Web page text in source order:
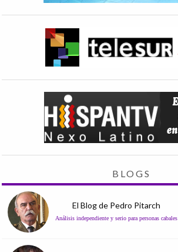
BLOGS
El Blog de Pedro Pitarch
Análisis independiente y serio para personas cabales